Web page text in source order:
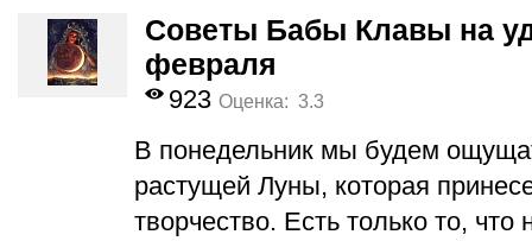
Советы Бабы Клавы на
февраля
923 Оценка: 3.3
В понедельник мы будем
растущей Луны, которая
творчество. Есть только то,